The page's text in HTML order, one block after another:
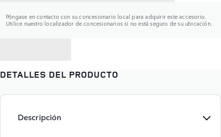
Póngase en contacto con su concesionario local para adquirir este accesorio.
Utilice nuestro localizador de concesionarios si no está seguro de su ubicación.
DETALLES DEL PRODUCTO
Descripción